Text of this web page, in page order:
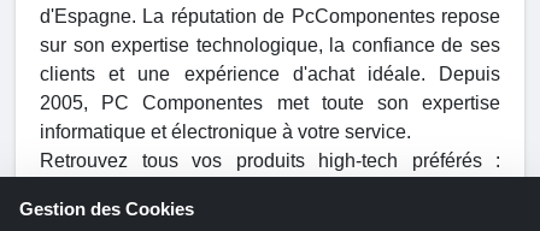
d'Espagne. La réputation de PcComponentes repose
sur son expertise technologique, la confiance de ses
clients et une expérience d'achat idéale. Depuis
2005, PC Componentes met toute son expertise
informatique et électronique à votre service.
Retrouvez tous vos produits high-tech préférés :
gaming ! Que vous souhaitiez améliorer votre PC de
Gestion des Cookies